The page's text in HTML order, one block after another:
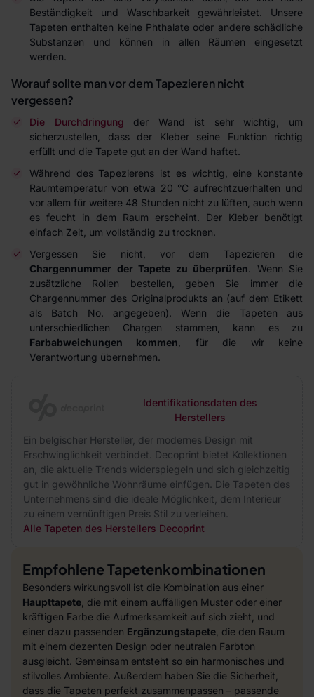
Beständigkeit und Waschbarkeit gewährleistet. Unsere
Tapeten enthalten keine Phthalate oder andere schädliche
Substanzen und können in allen Räumen eingesetzt
werden.
Worauf sollte man vor dem Tapezieren nicht
vergessen?
Die Durchdringung der Wand ist sehr wichtig, um
sicherzustellen, dass der Kleber seine Funktion richtig
erfüllt und die Tapete gut an der Wand haftet.
Während des Tapezierens ist es wichtig, eine konstante
Raumtemperatur von etwa 20 °C aufrechtzuerhalten und
vor allem für weitere 48 Stunden nicht zu lüften, auch wenn
es feucht in dem Raum erscheint. Der Kleber benötigt
einfach Zeit, um vollständig zu trocknen.
Vergessen Sie nicht, vor dem Tapezieren die
Chargennummer der Tapete zu überprüfen. Wenn Sie
zusätzliche Rollen bestellen, geben Sie immer die
Chargennummer des Originalprodukts an (auf dem Etikett
als Batch No. angegeben). Wenn die Tapeten aus
unterschiedlichen Chargen stammen, kann es zu
Farbabweichungen kommen , für die wir keine
Verantwortung übernehmen.
Identifikationsdaten des
Herstellers
Ein belgischer Hersteller, der modernes Design mit
Erschwinglichkeit verbindet. Decoprint bietet Kollektionen
an, die aktuelle Trends widerspiegeln und sich gleichzeitig
gut in gewöhnliche Wohnräume einfügen. Die Tapeten des
Unternehmens sind die ideale Möglichkeit, dem Interieur
zu einem vernünftigen Preis Stil zu verleihen.
Alle Tapeten des Herstellers Decoprint
Empfohlene Tapetenkombinationen
Besonders wirkungsvoll ist die Kombination aus einer
Haupttapete , die mit einem auffälligen Muster oder einer
kräftigen Farbe die Aufmerksamkeit auf sich zieht, und
einer dazu passenden Ergänzungstapete , die den Raum
mit einem dezenten Design oder neutralen Farbton
ausgleicht. Gemeinsam entsteht so ein harmonisches und
stilvolles Ambiente. Außerdem haben Sie die Sicherheit,
dass die Tapeten perfekt zusammenpassen – passende